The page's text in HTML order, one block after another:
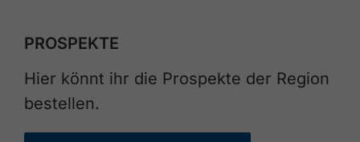
PROSPEKTE
Hier könnt ihr die Prospekte der Region
bestellen.